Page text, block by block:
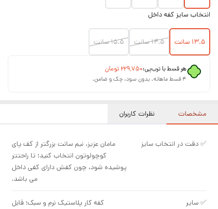
انتخاب سایز کفه داخل
۱۳.۵ سانت ۱۴.۵ سانت ۱۵.۵ سانت
هر قسط با ترب‌پی:۲۲۹٬۷۵۰ تومان
۴ قسط ماهانه. بدون سود، چک و ضامن.
مشخصات نظرات کاربران
✅ دقت در انتخاب سایز
مامان عزیز، نیم سانت بزرگتر از کف پای
کوچولوتون انتخاب کنید؛ تا راحتتر
پوشیده شود، چون کفش دارای کفی داخل
می باشد.
✅ سایر
کفه کار پلاستیک نرم و سبک؛ قابل